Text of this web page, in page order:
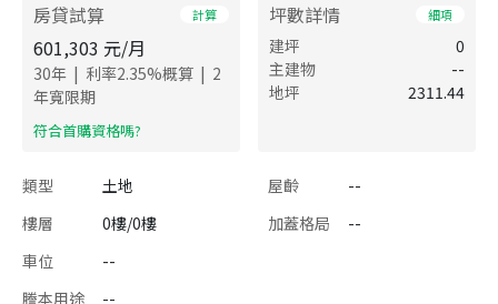
房貸試算 計算
601,303 元/月
30年 | 利率2.35%概算 | 2
年寬限期
​符合首購資格嗎?
坪數詳情 細項
建坪
0
主建物
--
地坪
2311.44
類型 土地 屋齡
--
樓層
0樓/0樓 加蓋格局
--
車位
--
謄本用途
--